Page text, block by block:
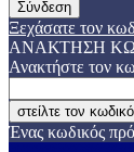
Ξεχάσατε τον
ΑΝΑΚΤΗΣΗ
Ανακτήστε τον
Ένας κωδικός